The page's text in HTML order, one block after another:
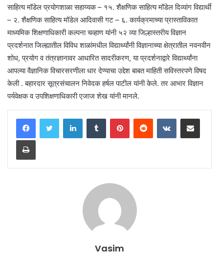
साहित्य मॉडेल प्रयोगशाळा सहाय्यक – १५. शैक्षणिक साहित्य मॉडेल दिव्यांग विद्यार्थी
– २. शैक्षणिक साहित्य मॉडेल आदिवासी गट – ६. कार्यक्रमाच्या प्रास्ताविकात
माध्यमिक शिक्षणाधिकारी कल्पना चव्हाण यांनी ५२ व्या जिल्हास्तरीय विज्ञान
प्रदर्शनात जिल्ह्यातील विविध शाळांमधील विद्यार्थ्यांनी विज्ञानाच्या क्षेत्रातील नवनवीन
शोध, प्रयोग व तंत्रज्ञानावर आधारित सादरीकरण, या प्रदर्शनाद्वारे विद्यार्थ्यांना
आपल्या वैज्ञानिक विचारसरणीला धार देण्याचा उद्देश बाबत माहिती सविस्तरपणे विषद
केली . बहारदार सूत्रसंचालन निवेदक हर्षल पाटील यांनी केले. तर आभार विज्ञान
पर्यवेक्षक व उपशिक्षणाधिकारी एजाज शेख यांनी मानले.
LinkedInTumblr PinterestReddit VKontakteShare via Email
Print
Vasim